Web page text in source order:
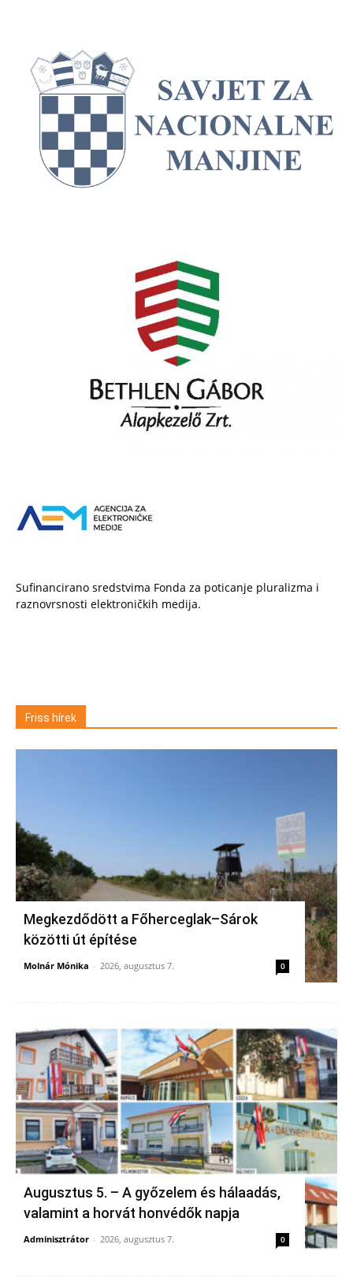
Sufinancirano sredstvima Fonda za poticanje pluralizma i
raznovrsnosti elektroničkih medija.
Friss hírek
Megkezdődött a Főherceglak–Sárok
közötti út építése
Molnár Mónika - 2026, augusztus 7. 0
Augusztus 5. – A győzelem és hálaadás,
valamint a horvát honvédők napja
Adminisztrátor - 2026, augusztus 7. 0